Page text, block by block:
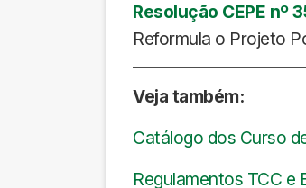
Resolução CEPE nº
Reformula o Projeto
Veja também:
Catálogo dos Curso
Regulamentos TCC e